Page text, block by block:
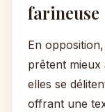
farineuse
En
prêtent
elles se
offrant une